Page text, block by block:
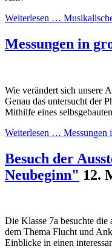
Weiterlesen …
Messungen in
Wie verändert sich unsere
Genau das untersucht der
Mithilfe eines
Weiterlesen … Messungen
Besuch der
Neubeginn" 12.
Die Klasse 7a besuchte
dem Thema Flucht und
Einblicke in einen